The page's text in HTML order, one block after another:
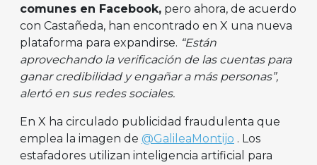
comunes en Facebook, pero ahora, de acuerdo
con Castañeda, han encontrado en X una nueva
plataforma para expandirse. “Están
aprovechando la verificación de las cuentas para
ganar credibilidad y engañar a más personas”,
alertó en sus redes sociales.
En X ha circulado publicidad fraudulenta que
emplea la imagen de @GalileaMontijo . Los
estafadores utilizan inteligencia artificial para